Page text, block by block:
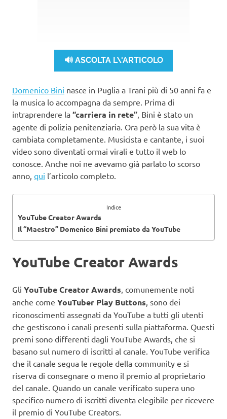
🔊 ASCOLTA L\'ARTICOLO
Domenico Bini nasce in Puglia a Trani più di 50 anni fa e
la musica lo accompagna da sempre. Prima di
intraprendere la “carriera in rete” , Bini è stato un
agente di polizia penitenziaria. Ora però la sua vita è
cambiata completamente. Musicista e cantante, i suoi
video sono diventati ormai virali e tutto il web lo
conosce. Anche noi ne avevamo già parlato lo scorso
anno, qui l’articolo completo.
Indice
YouTube Creator Awards
Il “Maestro” Domenico Bini premiato da YouTube
YouTube Creator Awards
Gli YouTube Creator Awards , comunemente noti
anche come YouTuber Play Buttons , sono dei
riconoscimenti assegnati da YouTube a tutti gli utenti
che gestiscono i canali presenti sulla piattaforma. Questi
premi sono differenti dagli YouTube Awards, che si
basano sul numero di iscritti al canale. YouTube verifica
che il canale segua le regole della community e si
riserva di consegnare o meno il premio al proprietario
del canale. Quando un canale verificato supera uno
specifico numero di iscritti diventa elegibile per ricevere
il premio di YouTube Creators.